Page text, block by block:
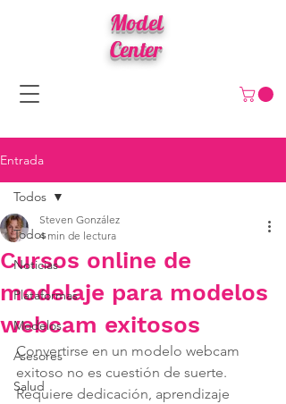
Model
Center
Entrada
Todos
Noticias
Plataformas
Modelos
Asesores
Salud
Todos
Cursos online de
modelaje para modelos
webcam exitosos
Steven González
4 min de lectura
Convertirse en un modelo webcam
exitoso no es cuestión de suerte.
Requiere dedicación, aprendizaje